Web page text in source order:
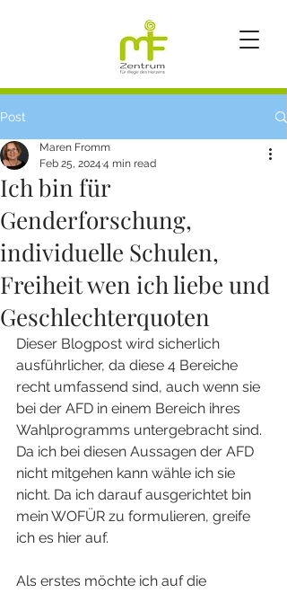
Post
Ich bin für
Genderforschung,
individuelle Schulen,
Freiheit wen ich liebe und
Geschlechterquoten
Maren Fromm
Feb 25, 2024 4 min read
Dieser Blogpost wird sicherlich
ausführlicher, da diese 4 Bereiche
recht umfassend sind, auch wenn sie
bei der AFD in einem Bereich ihres
Wahlprogramms untergebracht sind.
Da ich bei diesen Aussagen der AFD
nicht mitgehen kann wähle ich sie
nicht. Da ich darauf ausgerichtet bin
mein WOFÜR zu formulieren, greife
ich es hier auf.
Als erstes möchte ich auf die